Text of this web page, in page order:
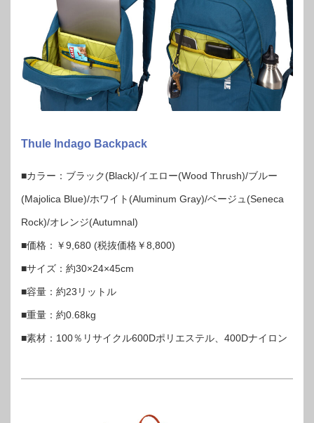
Thule Indago Backpack
■カラー：ブラック(Black)/イエロー(Wood Thrush)/ブルー
(Majolica Blue)/ホワイト(Aluminum Gray)/ベージュ(Seneca
Rock)/オレンジ(Autumnal)
■価格：￥9,680 (税抜価格￥8,800)
■サイズ：約30×24×45cm
■容量：約23リットル
■重量：約0.68kg
■素材：100％リサイクル600Dポリエステル、400Dナイロン